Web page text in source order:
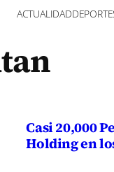
ACTUALIDAD
Casi 20,000
Holding en